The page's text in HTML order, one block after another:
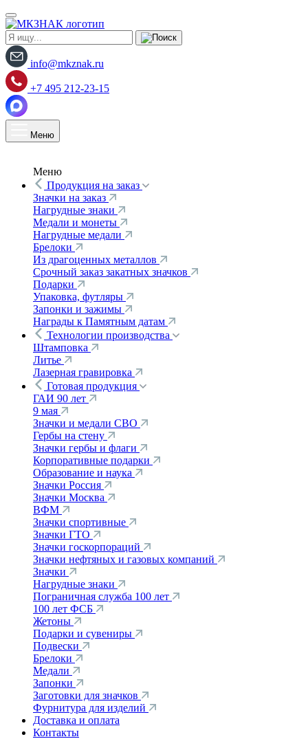
info@mkznak.ru
+7 495 212-23-15
Меню
Меню
Продукция на заказ
Значки на заказ
Нагрудные знаки
Медали и монеты
Нагрудные медали
Брелоки
Из драгоценных металлов
Срочный заказ закатных значков
Подарки
Упаковка, футляры
Запонки и зажимы
Награды к Памятным датам
Технологии производства
Штамповка
Литье
Лазерная гравировка
Готовая продукция
ГАИ 90 лет
9 мая
Значки и медали СВО
Гербы на стену
Значки гербы и флаги
Корпоративные подарки
Образование и наука
Значки Россия
Значки Москва
ВФМ
Значки спортивные
Значки ГТО
Значки госкорпораций
Значки нефтяных и газовых компаний
Значки
Нагрудные знаки
Пограничная служба 100 лет
100 лет ФСБ
Жетоны
Подарки и сувениры
Подвески
Брелоки
Медали
Запонки
Заготовки для значков
Фурнитура для изделий
Доставка и оплата
Контакты